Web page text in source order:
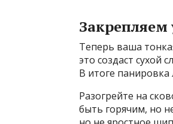
Закрепляем
Теперь ваша
это создаст сухой
В итоге
Разогрейте на
быть горячим, но